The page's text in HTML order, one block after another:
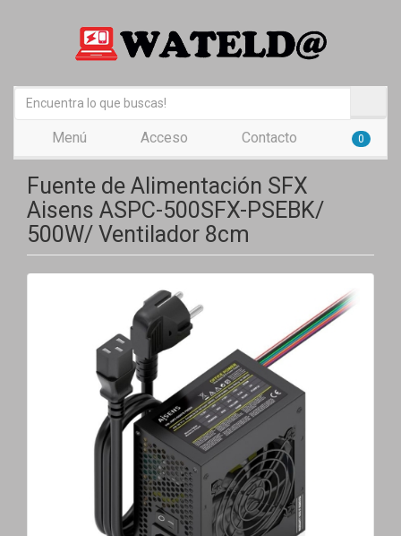
Menú Acceso Contacto 0
Fuente de Alimentación SFX
Aisens ASPC-500SFX-PSEBK/
500W/ Ventilador 8cm